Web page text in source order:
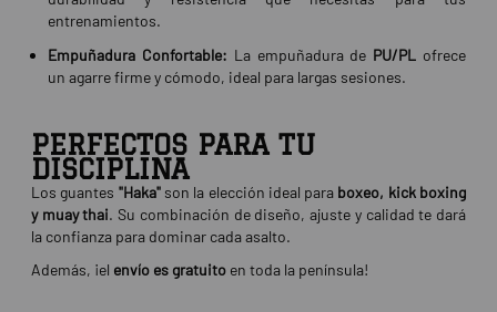
entrenamientos.
Empuñadura Confortable: La empuñadura de PU/PL ofrece
un agarre firme y cómodo, ideal para largas sesiones.
PERFECTOS PARA TU
DISCIPLINA
Los guantes "Haka"son la elección ideal para boxeo, kick boxing
y muay thai. Su combinación de diseño, ajuste y calidad te dará
la confianza para dominar cada asalto.
Además, ¡el envío es gratuito en toda la península!